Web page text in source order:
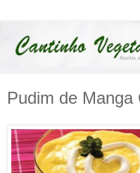
Pudim de Manga